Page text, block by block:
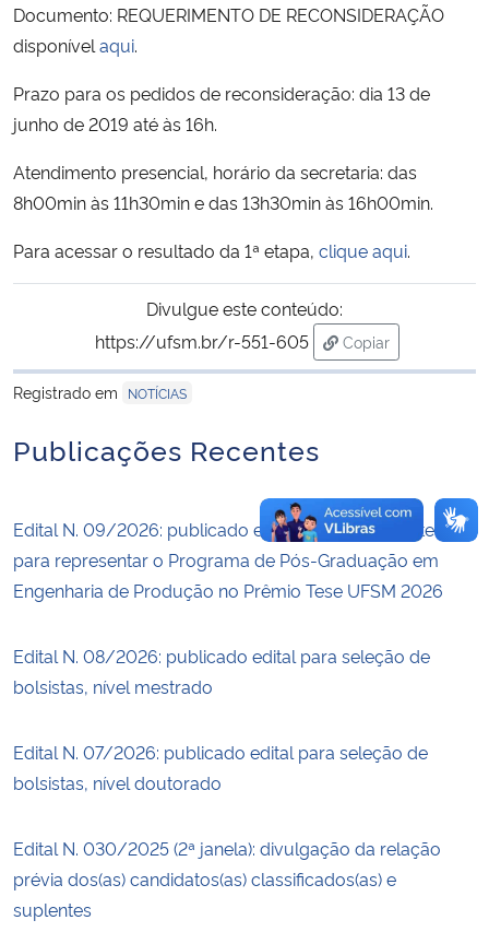
Secretaria de Governo
Advocacia-Geral da União
Planalto
Documento: REQUERIMENTO DE RECONSIDERAÇÃO
disponível aqui.
Prazo para os pedidos de reconsideração: dia 13 de
junho de 2019 até às 16h.
Atendimento presencial, horário da secretaria: das
8h00min às 11h30min e das 13h30min às 16h00min.
Para acessar o resultado da 1ª etapa, clique aqui.
Divulgue este conteúdo:
https://ufsm.br/r-551-605
Copiar
para área de
Registrado em
NOTÍCIAS
Publicações Recentes
Edital N. 09/2026: publicado edital de seleção de tese
para representar o Programa de Pós-Graduação em
Engenharia de Produção no Prêmio Tese UFSM 2026
Edital N. 08/2026: publicado edital para seleção de
bolsistas, nível mestrado
Edital N. 07/2026: publicado edital para seleção de
bolsistas, nível doutorado
Edital N. 030/2025 (2ª janela): divulgação da relação
prévia dos(as) candidatos(as) classificados(as) e
suplentes